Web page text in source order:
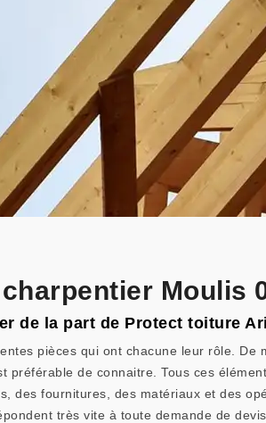
Moulis
de la part de Protect toiture
pièces qui ont chacune leur rôle.
préférable de connaitre. Tous ces
des fournitures, des matériaux et des
très vite à toute demande de